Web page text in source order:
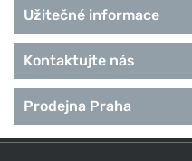
Užitečné informace
Kontaktujte nás
Prodejna Praha